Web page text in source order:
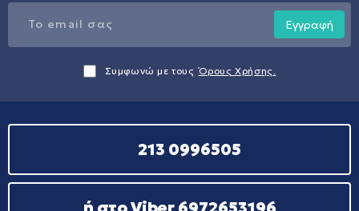
Εγγραφή
Συμφωνώ με τους Όρους Χρήσης.
213 0996505